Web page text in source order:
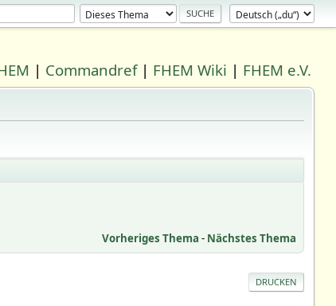
| Commandref| FHEM Wiki | FHEM e.V.
Vorheriges Thema - Nächstes Thema
DRUCKEN